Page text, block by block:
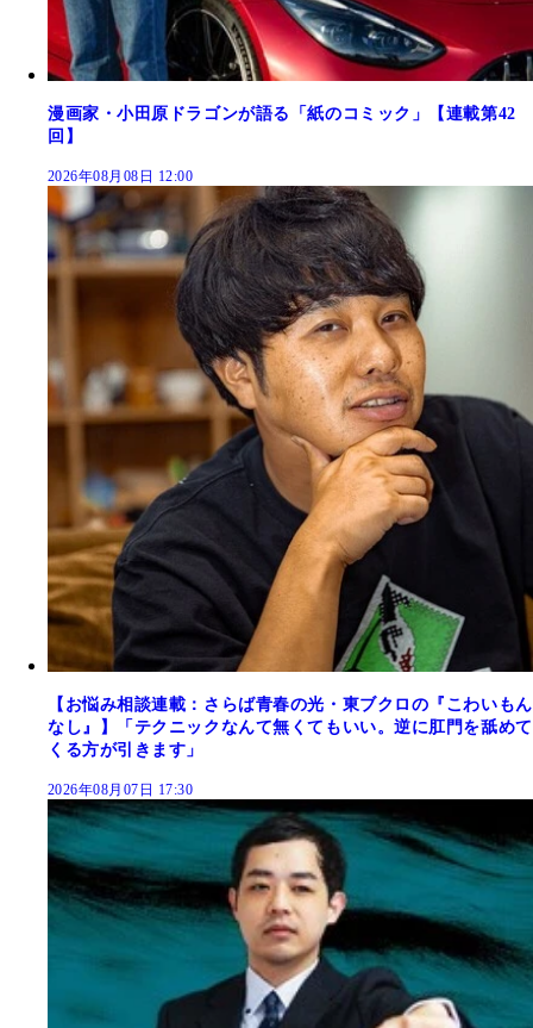
漫画家・小田原ドラゴンが語る「紙のコミック」【連載第42
回】
2026年08月08日 12:00
【お悩み相談連載：さらば青春の光・東ブクロの『こわいもん
なし』】「テクニックなんて無くてもいい。逆に肛門を舐めて
くる方が引きます」
2026年08月07日 17:30